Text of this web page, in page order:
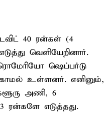
40 ரன்கள் (4
வெளியேறினார்.
ஷெப்பர்டு
உள்ளனர். எனினும்,
அணி, 6
ரன்களே எடுத்தது.